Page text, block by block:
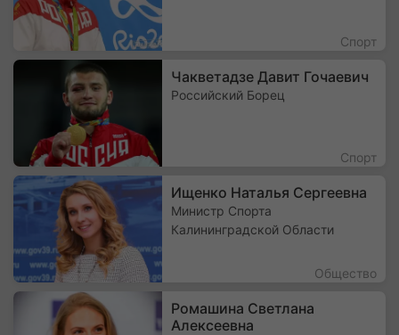
Спорт
Чакветадзе Давит Гочаевич
Российский Борец
Спорт
Ищенко Наталья Сергеевна
Министр Спорта
Калининградской Области
Общество
Ромашина Светлана
Алексеевна